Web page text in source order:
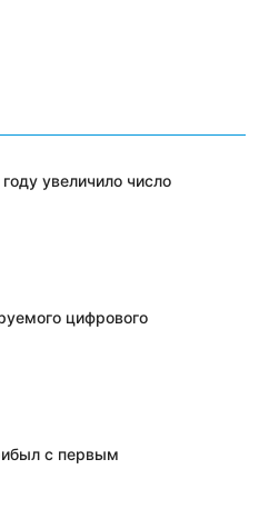
увеличило число
цифрового
с первым